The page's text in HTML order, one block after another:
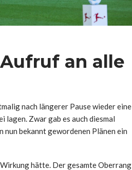
an alle
nach längerer Pause wieder eine
lagen. Zwar gab es auch diesmal
nun bekannt gewordenen Plänen ein
hätte. Der gesamte Oberrang